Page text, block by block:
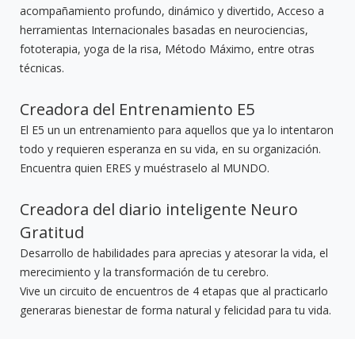
acompañamiento profundo, dinámico y divertido, Acceso a
herramientas Internacionales basadas en neurociencias,
fototerapia, yoga de la risa, Método Máximo, entre otras
técnicas.
Creadora del Entrenamiento E5
El E5 un un entrenamiento para aquellos que ya lo intentaron
todo y requieren esperanza en su vida, en su organización.
Encuentra quien ERES y muéstraselo al MUNDO.
Creadora del diario inteligente Neuro
Gratitud
Desarrollo de habilidades para aprecias y atesorar la vida, el
merecimiento y la transformación de tu cerebro.
Vive un circuito de encuentros de 4 etapas que al practicarlo
generaras bienestar de forma natural y felicidad para tu vida.